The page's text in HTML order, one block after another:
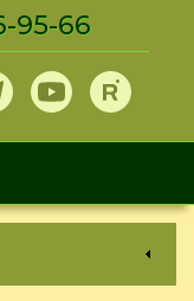
95-66